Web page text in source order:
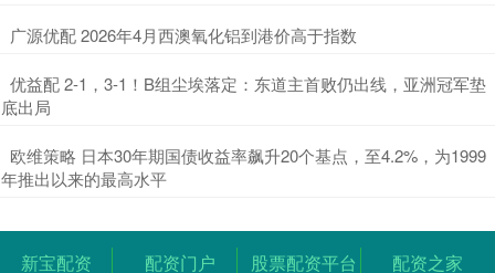
​广源优配 2026年4月西澳氧化铝到港价高于指数
​优益配 2-1，3-1！B组尘埃落定：东道主首败仍出线，亚洲冠军垫
底出局
​欧维策略 日本30年期国债收益率飙升20个基点，至4.2%，为1999
年推出以来的最高水平
新宝配资 配资门户 股票配资平台 配资之家